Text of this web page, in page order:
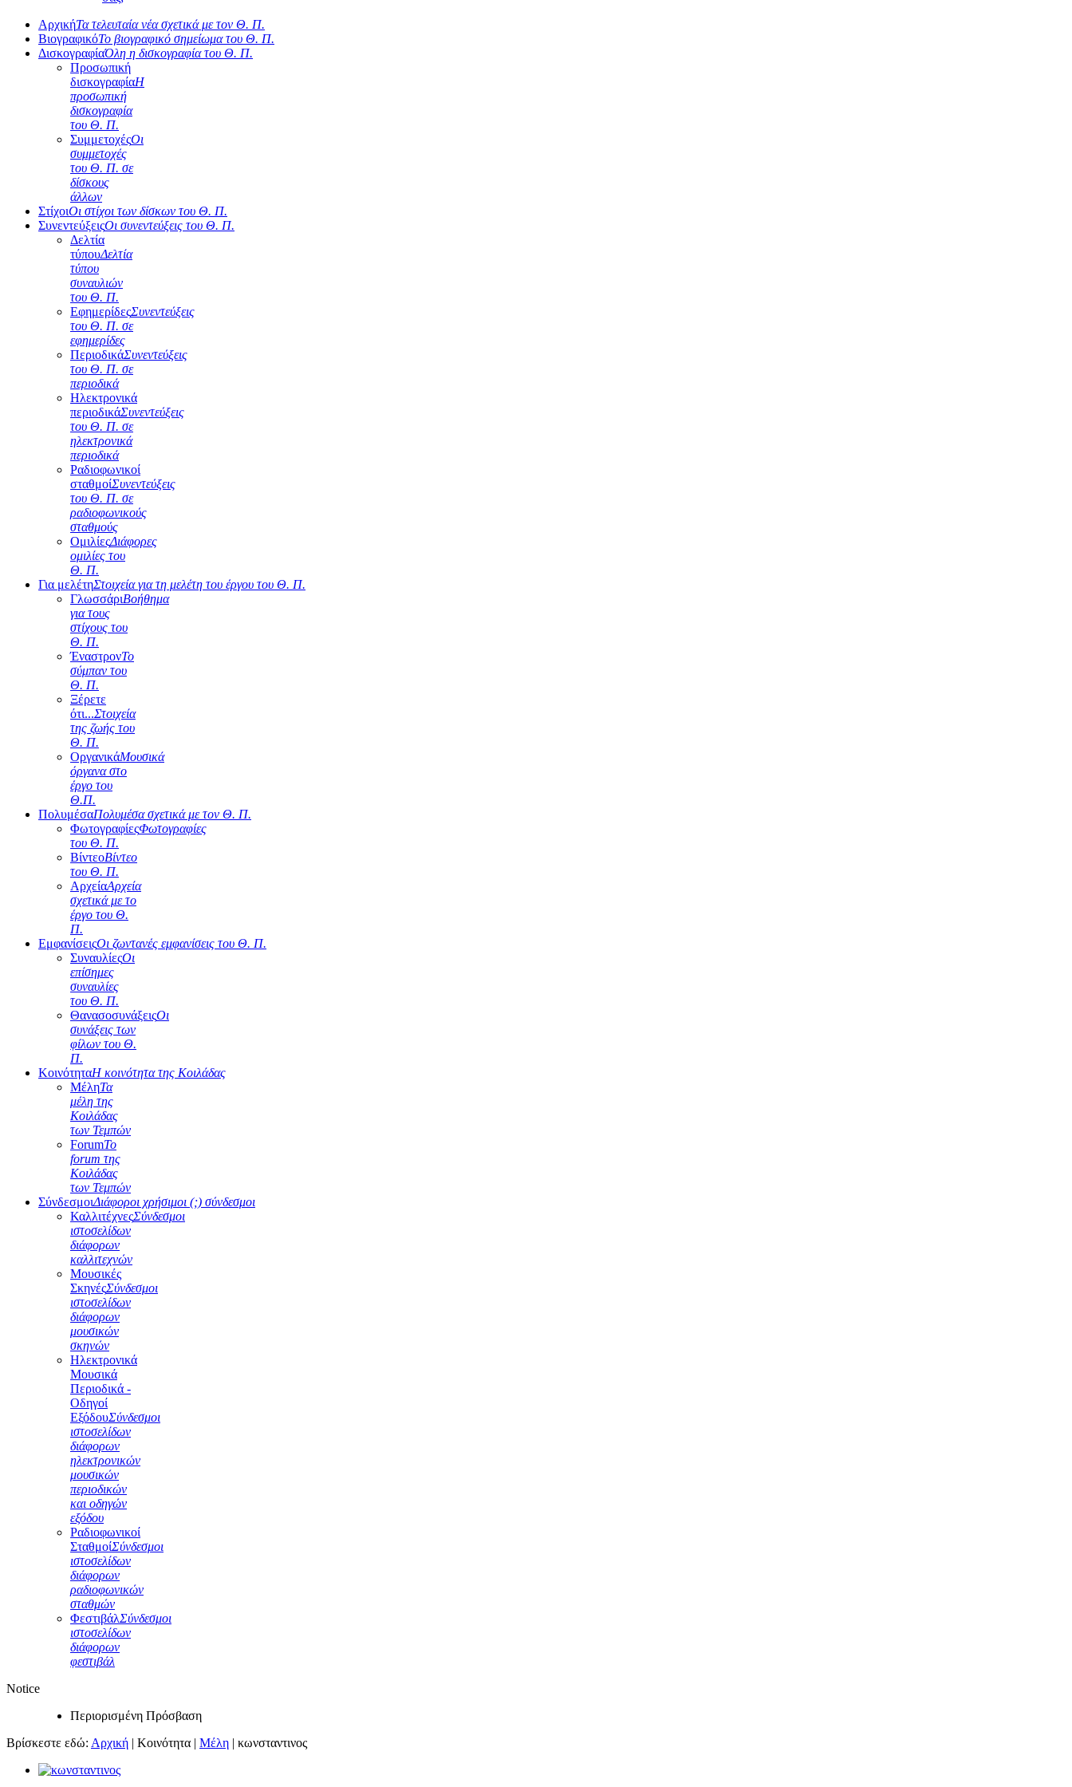
ΑρχικήΤα τελευταία νέα σχετικά με τον Θ. Π.
ΒιογραφικόΤο βιογραφικό σημείωμα του Θ. Π.
ΔισκογραφίαΌλη η δισκογραφία του Θ. Π.
Προσωπική
δισκογραφίαΗ
προσωπική
δισκογραφία
του Θ. Π.
ΣυμμετοχέςΟι
συμμετοχές
του Θ. Π. σε
δίσκους
άλλων
ΣτίχοιΟι στίχοι των δίσκων του Θ. Π.
ΣυνεντεύξειςΟι συνεντεύξεις του Θ. Π.
Δελτία
τύπουΔελτία
τύπου
συναυλιών
του Θ. Π.
ΕφημερίδεςΣυνεντεύξεις
του Θ. Π. σε
εφημερίδες
ΠεριοδικάΣυνεντεύξεις
του Θ. Π. σε
περιοδικά
Ηλεκτρονικά
περιοδικάΣυνεντεύξεις
του Θ. Π. σε
ηλεκτρονικά
περιοδικά
Ραδιοφωνικοί
σταθμοίΣυνεντεύξεις
του Θ. Π. σε
ραδιοφωνικούς
σταθμούς
ΟμιλίεςΔιάφορες
ομιλίες του
Θ. Π.
Για μελέτηΣτοιχεία για τη μελέτη του έργου του Θ. Π.
ΓλωσσάριΒοήθημα
για τους
στίχους του
Θ. Π.
ΈναστρονΤο
σύμπαν του
Θ. Π.
Ξέρετε
ότι...Στοιχεία
της ζωής του
Θ. Π.
ΟργανικάΜουσικά
όργανα στο
έργο του
Θ.Π.
ΠολυμέσαΠολυμέσα σχετικά με τον Θ. Π.
ΦωτογραφίεςΦωτογραφίες
του Θ. Π.
ΒίντεοΒίντεο
του Θ. Π.
ΑρχείαΑρχεία
σχετικά με το
έργο του Θ.
Π.
ΕμφανίσειςΟι ζωντανές εμφανίσεις του Θ. Π.
ΣυναυλίεςΟι
επίσημες
συναυλίες
του Θ. Π.
ΘανασοσυνάξειςΟι
συνάξεις των
φίλων του Θ.
Π.
ΚοινότηταΗ κοινότητα της Κοιλάδας
ΜέληΤα
μέλη της
Κοιλάδας
των Τεμπών
ForumΤο
forum της
Κοιλάδας
των Τεμπών
ΣύνδεσμοιΔιάφοροι χρήσιμοι (;) σύνδεσμοι
ΚαλλιτέχνεςΣύνδεσμοι
ιστοσελίδων
διάφορων
καλλιτεχνών
Μουσικές
ΣκηνέςΣύνδεσμοι
ιστοσελίδων
διάφορων
μουσικών
σκηνών
Ηλεκτρονικά
Μουσικά
Περιοδικά -
Οδηγοί
ΕξόδουΣύνδεσμοι
ιστοσελίδων
διάφορων
ηλεκτρονικών
μουσικών
περιοδικών
και οδηγών
εξόδου
Ραδιοφωνικοί
ΣταθμοίΣύνδεσμοι
ιστοσελίδων
διάφορων
ραδιοφωνικών
σταθμών
ΦεστιβάλΣύνδεσμοι
ιστοσελίδων
διάφορων
φεστιβάλ
Notice
Περιορισμένη Πρόσβαση
Βρίσκεστε εδώ: Αρχική | Κοινότητα | Μέλη | κωνσταντινος